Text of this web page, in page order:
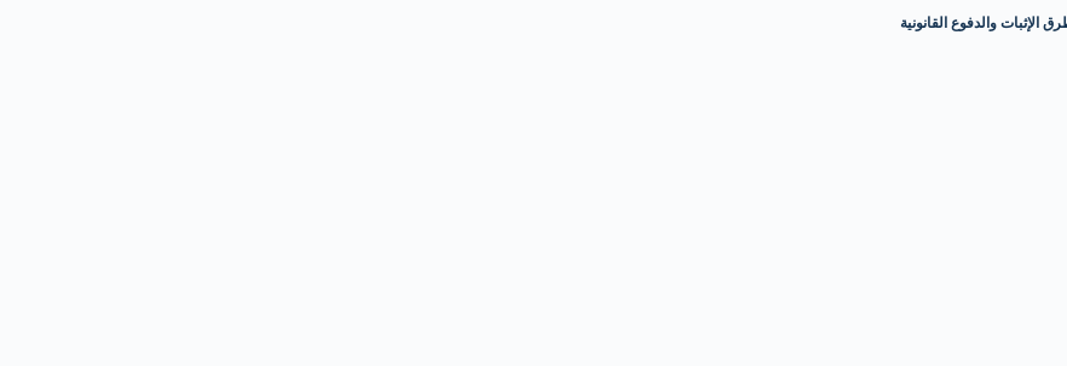
الإثبات والدفوع القانونية